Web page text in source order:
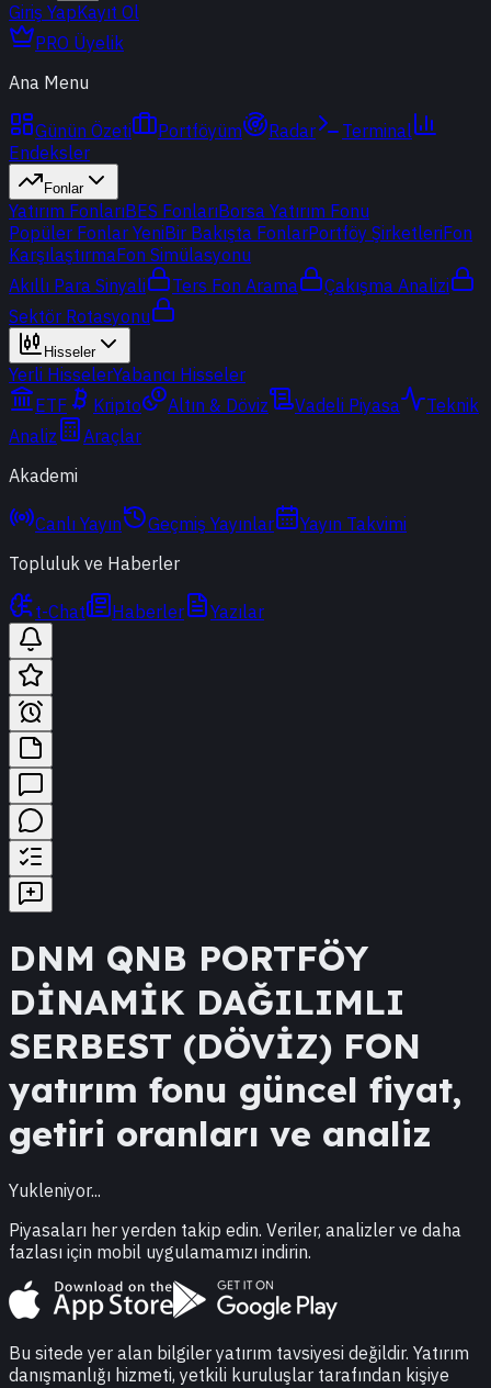
Giriş YapKayıt Ol
PRO Üyelik
Ana Menu
Günün Özeti Portföyüm Radar
Terminal
Endeksler
Fonlar
Yatırım FonlarıBES FonlarıBorsa Yatırım Fonu
Popüler Fonlar YeniBir Bakışta FonlarPortföy ŞirketleriFon
KarşılaştırmaFon Simülasyonu
Akıllı Para Sinyali
Ters Fon Arama
Çakışma Analizi
Sektör Rotasyonu
Hisseler
Yerli HisselerYabancı Hisseler
ETF
Kripto Altın & Döviz Vadeli Piyasa
Teknik
Analiz
Araçlar
Akademi
Canlı Yayın Geçmiş Yayınlar
Yayın Takvimi
Topluluk ve Haberler
t-Chat Haberler Yazılar
DNM QNB PORTFÖY
DİNAMİK DAĞILIMLI
SERBEST (DÖVİZ) FON
yatırım fonu güncel fiyat,
getiri oranları ve analiz
Yukleniyor...
Piyasaları her yerden takip edin. Veriler, analizler ve daha
fazlası için mobil uygulamamızı indirin.
Bu sitede yer alan bilgiler yatırım tavsiyesi değildir. Yatırım
danışmanlığı hizmeti, yetkili kuruluşlar tarafından kişiye